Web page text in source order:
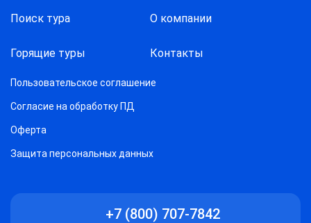
Поиск тура
Горящие туры
О компании
Контакты
Пользовательское соглашение
Согласие на обработку ПД
Оферта
Защитa персональных данных
+7 (800) 707-7842